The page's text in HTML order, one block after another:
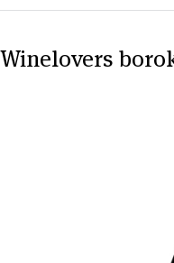
Winelovers